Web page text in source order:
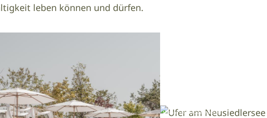
leben können und dürfen.
Image
Nils am See © Karin Wasner